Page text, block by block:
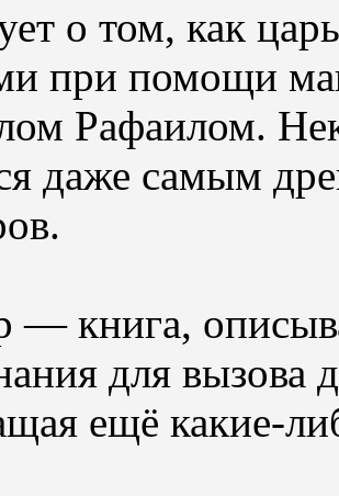
о том, как
при помощи
Рафаилом.
даже самым
— книга,
для вызова
ещё какие-